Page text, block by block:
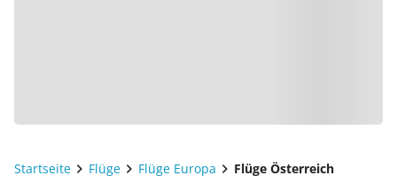
Startseite Flüge Flüge Europa Flüge Österreich